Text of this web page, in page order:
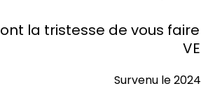
ont la tristesse de vous
Survenu le